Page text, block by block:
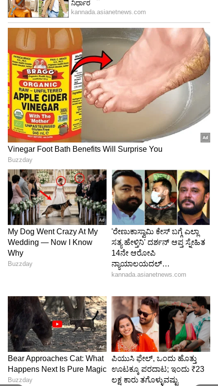
ಈ ಯೋಜನೆಗೆ ಈಗ ಆರ್ಸೆಲರ್ ಮಿತ್ತಲ್ ನಿಪ್ಪಾನ್ ಸ್ಟೀಲ್
ಇಂಡಿಯಾ ಕೈ ಜೋಡಿಸಿದೆ. ಇದು ಜಗತ್ತಿನ ಮುಂಚೂಣಿ ಸ್ಟೀಲ್
ಉತ್ಪಾದನಾ ಸಂಸ್ಥೆಗಳಾದ ಆರ್ಸೆಲರ್ ಮಿತ್ತಲ್ ಮತ್ತು
ನಿಪ್ಪಾನ್ ಸ್ಟೀಲ್ ನಡುವಿನ ಜಂಟಿ ಉದ್ಯಮವಾಗಿದೆ. ಇದು
ವರ್ಷಕ್ಕೆ 90 ಲಕ್ಷ ಟನ್ ಕಚ್ಚಾ ಉಕ್ಕನ್ನು ಉತ್ಪಾದಿಸುವ
ಸಾಮರ್ಥ್ಯ ಹೊಂದಿರುವ ಸಂಸ್ಥೆಯು ಮೌಲ್ಯವರ್ಧಿತ ಉಕ್ಕು
ಸೇರಿದಂತೆ ಹಲವು ವಿಧದ ಫ್ಲಾಟ್ ಸ್ಟೀಲ್ ಉತ್ಪನ್ನಗಳನ್ನು
ಆಂಧ್ರಪ್ರದೇಶದಲ್ಲಿ 82 ಲಕ್ಷ ಟನ್ ಸಾಮರ್ಥ್ಯದ ಹೊಸ
ಇಂಟಿಗ್ರೇಟೆಡ್ ಸ್ಟೀಲ್ ಪ್ಲಾಂಟ್ ಅನ್ನು ಸಹ ಇದು ಸ್ಥಾಪಿಸುತ್ತಿದೆ.
ಉಕ್ಕು ಸಚಿವಾಲಯದಿಂದ 'ಗ್ರೀನ್ ಸ್ಟೀಲ್ ಪ್ರಮಾಣಪತ್ರ'
ಪಡೆದ ಭಾರತದ ಏಕೈಕ ಇಂಟಿಗ್ರೇಟೆಡ್ ಸ್ಟೀಲ್ ಕಂಪನಿ
ಇದಾಗಿದೆ.